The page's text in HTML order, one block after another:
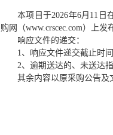
本项目于2026年6月 11 日
购网（www.crscec.com）上
响应文件的递交：
1、 响应文件递交截止时
2、逾期送达的、未送达
其余内容以原采购公告及